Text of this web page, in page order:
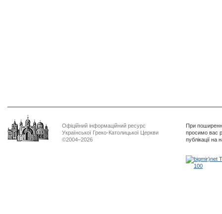
Офіційний інформаційний ресурс
Української Греко-Католицької Церкви
©2004–2026
При
просимо вас
публікації на